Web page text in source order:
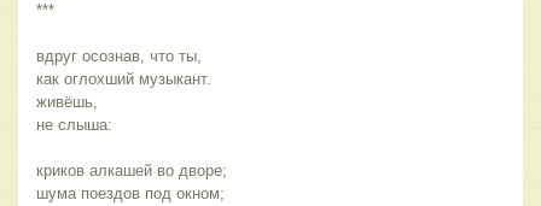
***
вдруг осознав, что ты,
как оглохший музыкант.
живёшь,
не слыша:
криков алкашей во дворе;
шума поездов под окном;